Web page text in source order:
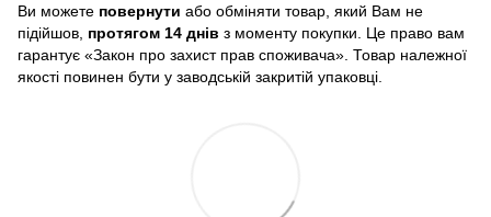
Ви можете повернути або обміняти товар, який Вам не
підійшов, протягом 14 днів з моменту покупки. Це право вам
гарантує «Закон про захист прав споживача». Товар належної
якості повинен бути у заводській закритій упаковці.